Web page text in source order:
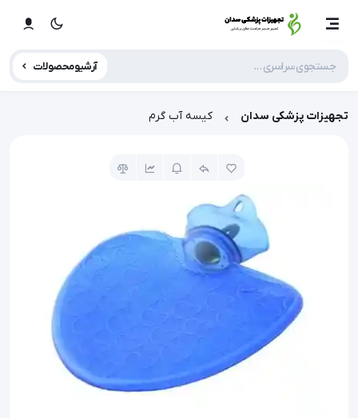
آرشیو محصولات
تجهیزات پزشکی سدان کیسه آب گرم